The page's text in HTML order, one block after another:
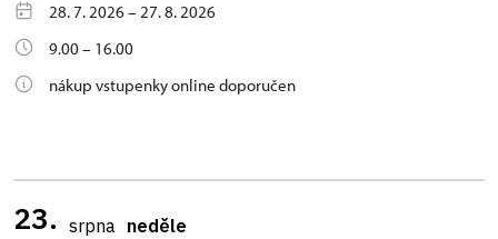
28. 7. 2026 – 27. 8. 2026
9.00 – 16.00
nákup vstupenky online doporučen
23. srpna neděle